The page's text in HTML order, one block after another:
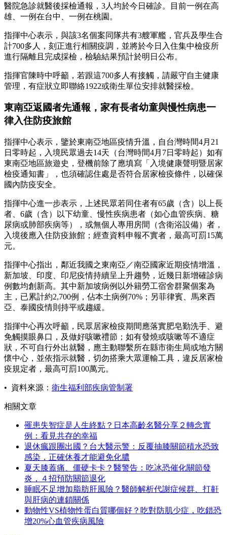
醫院急診就醫後採檢通報，3人均於今日確診。目前一例在高
雄、一例在台中、一例在桃園。
指揮中心表示，與該3名個案同隊共有3艘軍艦，官兵及學生合
計700多人，刻正進行相關疫調，並將於今日入住集中檢疫所
進行隔離且完成採檢，檢驗結果預計於明日公布。
指揮官陳時中呼籲，若跟這700多人有接觸，請嚴守自主健康
管理，有症狀立即聯絡1922或衛生單位安排就醫採檢。
東南亞返國者先通報，家有長者幼童與慢性病患一
律入住防疫旅館
指揮中心表示，鑒於東南亞地區疫情升溫，自台灣時間4月21
日零時起，入境民眾過去14天（台灣時間4月7日零時起）如有
東南亞地區旅遊史，登機前除了應填寫「入境健康聲明暨居家
檢疫通知書」，也須確認住處是否符合居家檢疫條件，以確保
國內防疫安全。
指揮中心進一步表示，上述民眾若同住者有65歲（含）以上長
者、6歲（含）以下幼童、慢性疾病患者（如心血管疾病、糖
尿病或肺部疾病等），或無個人專用房間（含衛浴設備）者，
入境後應入住防疫旅館；經查資料申報不實者，最高可罰15萬
元。
指揮中心指出，鄰近我國之東南亞／南亞國家近期疫情增溫，
新加坡、印度、印尼疫情持續呈上升趨勢，近幾日新增確診病
例數均創新高。其中新加坡病例以外籍勞工宿舍群聚個案為
主，已累計約2,700例，佔本土病例70%；另菲律賓、馬來西
亞、泰國疫情則持平或趨緩。
指揮中心再次呼籲，民眾居家檢疫期間應落實肥皂勤洗手、避
免觸摸眼鼻口，及做好咳嗽禮節；如有發燒或咳嗽等不適症
狀，不可自行外出就醫，應主動聯繫所在縣市衛生局或地方關
懷中心，並依指示就醫，切勿搭乘大眾運輸工具，違反居家檢
疫規定者，最高可罰100萬元。
• 資料來源： 衛生福利部疾病管制署
相關文章
罹患失智症是人生終點？日本高齡名醫分享２轉念實
例：看見共存的幸福
退休瘋跟團出國？台大醫示警：反覆抽膝關節積水恐致
感染，正確休養才能避免化膿
夏天膝蓋痛、僵硬卡卡？醫警告：吃冰恐催化關節發
炎，４招預防關節退化
睡眠不足增加脂肪肝風險？醫師解析代謝症候群、打鼾
與肝病的連鎖關係
動物性VS植物性蛋白質哪個好？吃對防肌少症，吃錯恐
增20%心血管疾病風險